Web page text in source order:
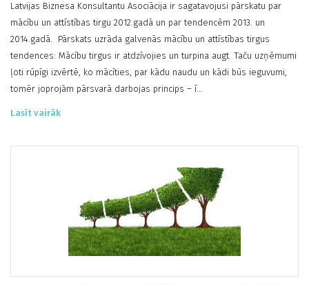
Latvijas Biznesa Konsultantu Asociācija ir sagatavojusi pārskatu par
mācību un attīstības tirgu 2012.gadā un par tendencēm 2013. un
2014.gadā. Pārskats uzrāda galvenās mācību un attīstības tirgus
tendences: Mācību tirgus ir atdzīvojies un turpina augt. Taču uzņēmumi
ļoti rūpīgi izvērtē, ko mācīties, par kādu naudu un kādi būs ieguvumi,
tomēr joprojām pārsvarā darbojas princips – ī...
Lasīt vairāk